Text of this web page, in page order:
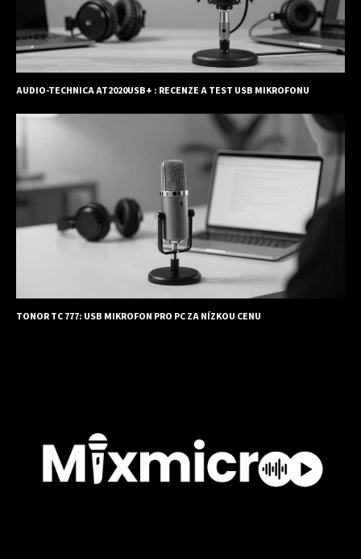
AUDIO-TECHNICA AT2020USB+ : RECENZE A TEST USB MIKROFONU
TONOR TC 777: USB MIKROFON PRO PC ZA NÍZKOU CENU